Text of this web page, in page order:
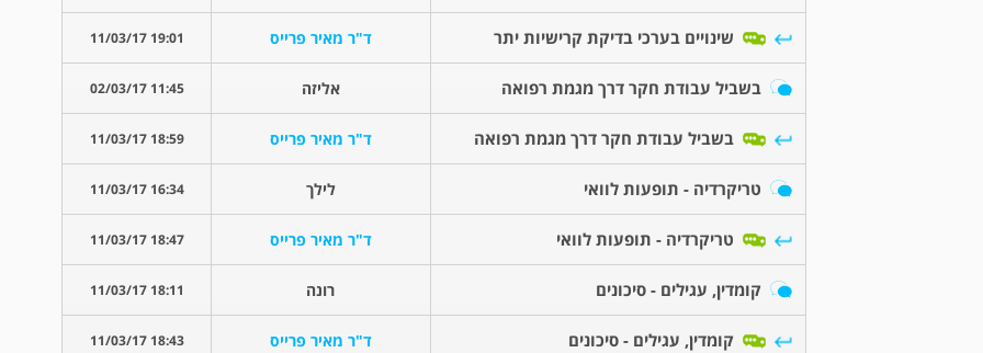
שינויים בערכי בדיקת קרישיות יתר ד"ר מאיר פרייס 19:01 11/03/17
בשביל עבודת חקר דרך מגמת רפואה אליזה 11:45 02/03/17
בשביל עבודת חקר דרך מגמת רפואה ד"ר מאיר פרייס 18:59 11/03/17
טריקרדיה - תופעות לוואי לילך 16:34 11/03/17
טריקרדיה - תופעות לוואי ד"ר מאיר פרייס 18:47 11/03/17
קומדין, עגילים - סיכונים רונה 18:11 11/03/17
קומדין, עגילים - סיכונים ד"ר מאיר פרייס 18:43 11/03/17